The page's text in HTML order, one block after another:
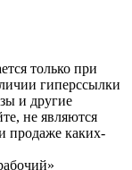
только при
гиперссылки
и другие
не являются
продаже каких-